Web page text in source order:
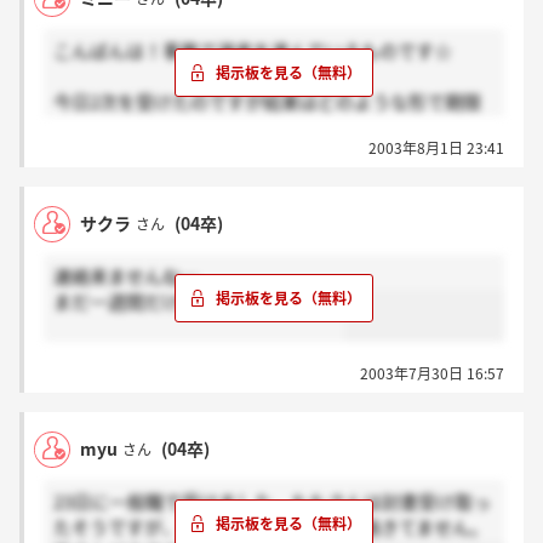
こんばんは！事務で選考を進んでいるものです☆
今日2次を受けたのですが結果はどのような形で期限
どなたか教えてください～。今日はとても和やかでし
2003年8月1日 23:41
サクラ さん (04卒)
連絡来ませんね…
まだ一週間だけど長く感じます！！
2003年7月30日 16:57
myu さん (04卒)
23日に一般職で受けました。ももさんは封書受け取っ
たそうですが、私のところにはまだ連絡きてません。